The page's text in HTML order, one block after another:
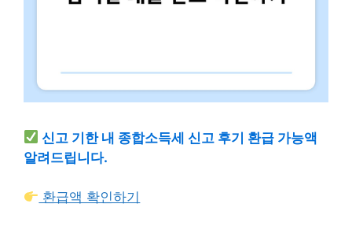
신고 기한 내 종합소득세 신고 후기 환급 가능액
알려드립니다.
환급액 확인하기